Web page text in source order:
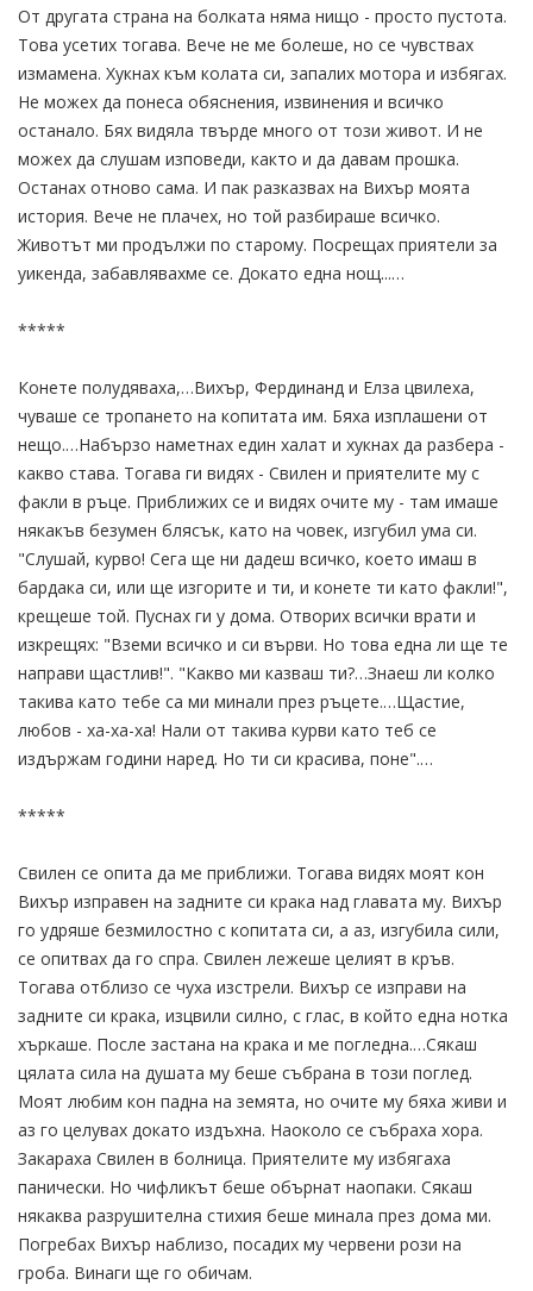
От другата страна на болката няма нищо - просто пустота.
Това усетих тогава. Вече не ме болеше, но се чувствах
измамена. Хукнах към колата си, запалих мотора и избягах.
Не можех да понеса обяснения, извинения и всичко
останало. Бях видяла твърде много от този живот. И не
можех да слушам изповеди, както и да давам прошка.
Останах отново сама. И пак разказвах на Вихър моята
история. Вече не плачех, но той разбираше всичко.
Животът ми продължи по старому. Посрещах приятели за
уикенда, забавлявахме се. Докато една нощ...…
*****
Конете полудяваха,…Вихър, Фердинанд и Елза цвилеха,
чуваше се тропането на копитата им. Бяха изплашени от
нещо.…Набързо наметнах един халат и хукнах да разбера -
какво става. Тогава ги видях - Свилен и приятелите му с
факли в ръце. Приближих се и видях очите му - там имаше
някакъв безумен блясък, като на човек, изгубил ума си.
"Слушай, курво! Сега ще ни дадеш всичко, което имаш в
бардака си, или ще изгорите и ти, и конете ти като факли!",
крещеше той. Пуснах ги у дома. Отворих всички врати и
изкрещях: "Вземи всичко и си върви. Но това една ли ще те
направи щастлив!". "Какво ми казваш ти?…Знаеш ли колко
такива като тебе са ми минали през ръцете.…Щастие,
любов - ха-ха-ха! Нали от такива курви като теб се
издържам години наред. Но ти си красива, поне".…
*****
Свилен се опита да ме приближи. Тогава видях моят кон
Вихър изправен на задните си крака над главата му. Вихър
го удряше безмилостно с копитата си, а аз, изгубила сили,
се опитвах да го спра. Свилен лежеше целият в кръв.
Тогава отблизо се чуха изстрели. Вихър се изправи на
задните си крака, изцвили силно, с глас, в който една нотка
хъркаше. После застана на крака и ме погледна.…Сякаш
цялата сила на душата му беше събрана в този поглед.
Моят любим кон падна на земята, но очите му бяха живи и
аз го целувах докато издъхна. Наоколо се събраха хора.
Закараха Свилен в болница. Приятелите му избягаха
панически. Но чифликът беше обърнат наопаки. Сякаш
някаква разрушителна стихия беше минала през дома ми.
Погребах Вихър наблизо, посадих му червени рози на
гроба. Винаги ще го обичам.